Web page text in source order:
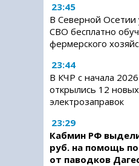
23:45
В Северной Осетии
СВО бесплатно
фермерского
23:44
В КЧР с начала
открылись 12 новых
электрозаправок
23:29
Кабмин РФ
руб. на помощь
от паводков